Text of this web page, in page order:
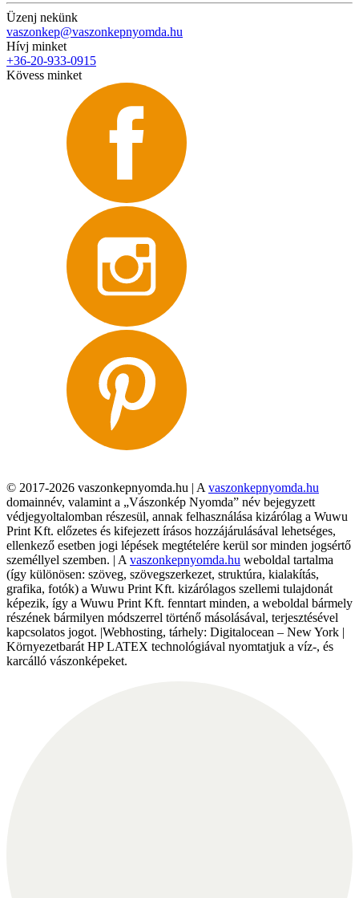
Üzenj nekünk
vaszonkep@vaszonkepnyomda.hu
Hívj minket
+36-20-933-0915
Kövess minket
© 2017-2026 vaszonkepnyomda.hu | A vaszonkepnyomda.hu
domainnév, valamint a „Vászonkép Nyomda” név bejegyzett
védjegyoltalomban részesül, annak felhasználása kizárólag a Wuwu
Print Kft. előzetes és kifejezett írásos hozzájárulásával lehetséges,
ellenkező esetben jogi lépések megtételére kerül sor minden jogsértő
személlyel szemben. | A vaszonkepnyomda.hu weboldal tartalma
(így különösen: szöveg, szövegszerkezet, struktúra, kialakítás,
grafika, fotók) a Wuwu Print Kft. kizárólagos szellemi tulajdonát
képezik, így a Wuwu Print Kft. fenntart minden, a weboldal bármely
részének bármilyen módszerrel történő másolásával, terjesztésével
kapcsolatos jogot. |Webhosting, tárhely: Digitalocean – New York |
Környezetbarát HP LATEX technológiával nyomtatjuk a víz-, és
karcálló vászonképeket.